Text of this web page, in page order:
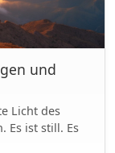
und
Licht des
Es ist still. Es